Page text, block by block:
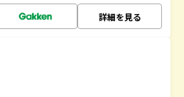
詳細を見る